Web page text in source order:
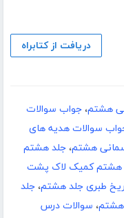
دریافت از کتابراه
هشتم، جواب سوالات
سوالات هدیه های
هشتم، جلد هشتم
کمیک لاک پشت
طبری جلد هشتم، جلد
هشتم، سوالات درس